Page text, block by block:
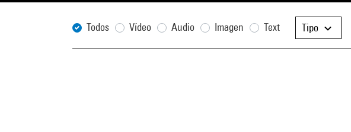
Todos Vídeo Audio Imagen Text Tipo